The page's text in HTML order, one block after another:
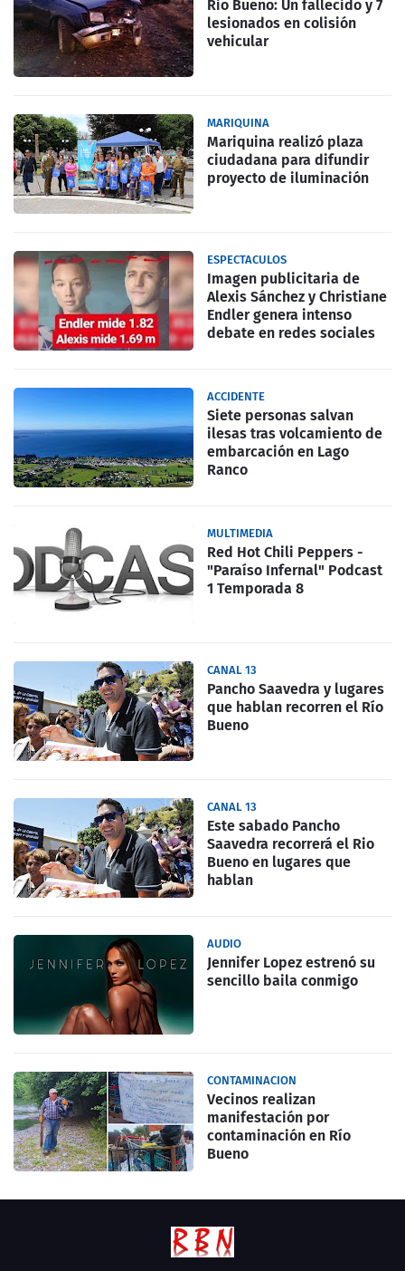
Rio Bueno: Un fallecido y 7
lesionados en colisión
vehicular
MARIQUINA
Mariquina realizó plaza
ciudadana para difundir
proyecto de iluminación
ESPECTACULOS
Imagen publicitaria de
Alexis Sánchez y Christiane
Endler genera intenso
debate en redes sociales
ACCIDENTE
Siete personas salvan
ilesas tras volcamiento de
embarcación en Lago
Ranco
MULTIMEDIA
Red Hot Chili Peppers -
"Paraíso Infernal" Podcast
1 Temporada 8
CANAL 13
Pancho Saavedra y lugares
que hablan recorren el Río
Bueno
CANAL 13
Este sabado Pancho
Saavedra recorrerá el Rio
Bueno en lugares que
hablan
AUDIO
Jennifer Lopez estrenó su
sencillo baila conmigo
CONTAMINACION
Vecinos realizan
manifestación por
contaminación en Río
Bueno